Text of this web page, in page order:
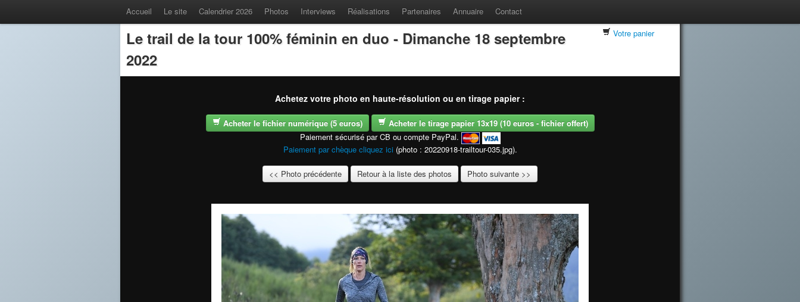
Accueil Le site Calendrier 2026 Photos Interviews Réalisations Partenaires Annuaire Contact
Le trail de la tour 100% féminin en duo - Dimanche 18 septembre
2022
Votre panier
Achetez votre photo en haute-résolution ou en tirage papier :
Acheter le fichier numérique (5 euros)
Acheter le tirage papier 13x19 (10 euros - fichier offert)
Paiement sécurisé par CB ou compte PayPal.
Paiement par chèque cliquez ici (photo : 20220918-trailtour-035.jpg).
<< Photo précédente Retour à la liste des photos Photo suivante >>